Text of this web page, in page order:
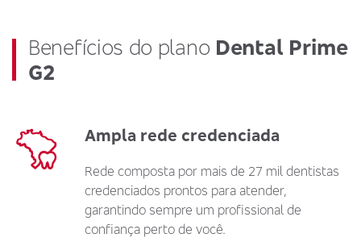
Benefícios do plano Dental Prime
G2
Ampla rede credenciada
Rede composta por mais de 27 mil dentistas
credenciados prontos para atender,
garantindo sempre um profissional de
confiança perto de você.